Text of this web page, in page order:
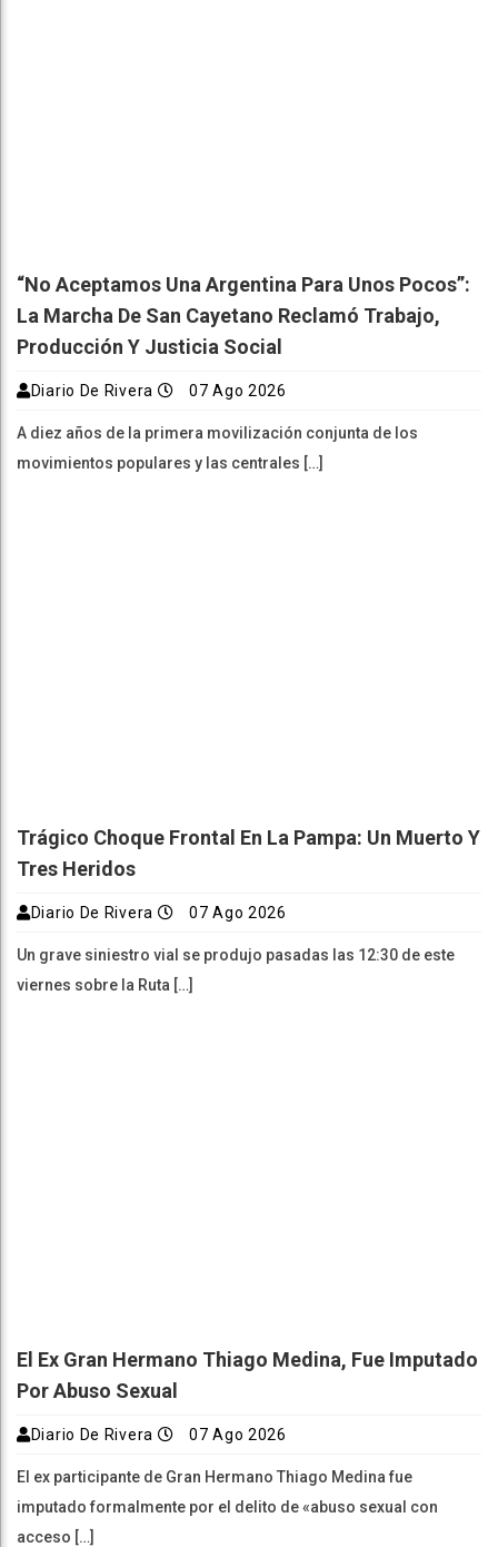
“No Aceptamos Una Argentina Para Unos Pocos”:
La Marcha De San Cayetano Reclamó Trabajo,
Producción Y Justicia Social
Diario De Rivera 07 Ago 2026
A diez años de la primera movilización conjunta de los
movimientos populares y las centrales […]
Trágico Choque Frontal En La Pampa: Un Muerto Y
Tres Heridos
Diario De Rivera 07 Ago 2026
Un grave siniestro vial se produjo pasadas las 12:30 de este
viernes sobre la Ruta […]
El Ex Gran Hermano Thiago Medina, Fue Imputado
Por Abuso Sexual
Diario De Rivera 07 Ago 2026
El ex participante de Gran Hermano Thiago Medina fue
imputado formalmente por el delito de «abuso sexual con
acceso […]